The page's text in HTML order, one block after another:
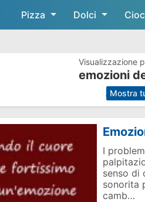
Pizza Dolci
Visualizzazione
emozioni
. Mostra
I
senso di
sonorita
camb…